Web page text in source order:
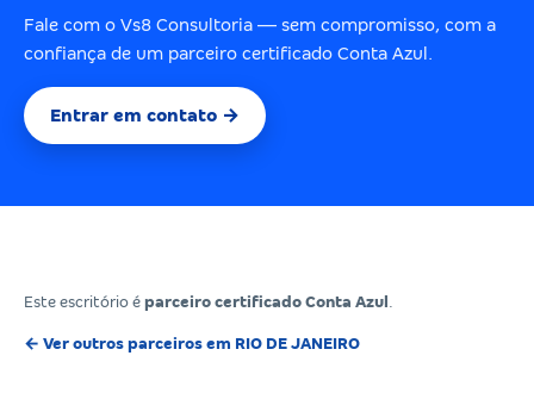
Fale com o Vs8 Consultoria — sem compromisso, com a
confiança de um parceiro certificado Conta Azul.
Entrar em contato →
Este escritório é parceiro certificado Conta Azul
← Ver outros parceiros em RIO DE JANEIRO